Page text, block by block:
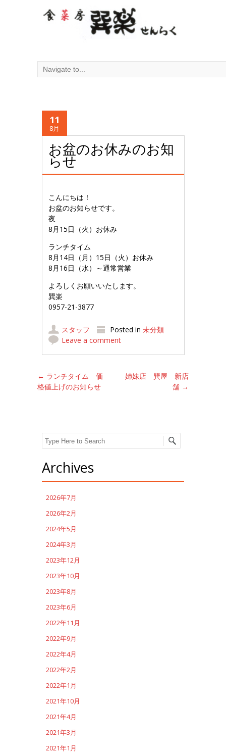
11
8月
お盆のお休みのお知
らせ
こんにちは！
お盆のお知らせです。
夜
8月15日（火）お休み
ランチタイム
8月14日（月）15日（火）お休み
8月16日（水）～通常営業
よろしくお願いいたします。
巽楽
0957-21-3877
スタッフ Posted in未分類
Leave a comment
Post navigation
← ランチタイム 価
格値上げのお知らせ
姉妹店 巽屋 新店
舗 →
Search
Archives
2026年7月
2026年2月
2024年5月
2024年3月
2023年12月
2023年10月
2023年8月
2023年6月
2022年11月
2022年9月
2022年4月
2022年2月
2022年1月
2021年10月
2021年4月
2021年3月
2021年1月